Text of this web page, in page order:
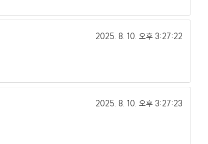
2025. 8. 10. 오후 3:27:22
2025. 8. 10. 오후 3:27:23